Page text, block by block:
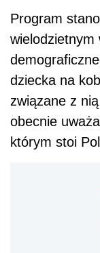
Program
wielodzietnym
dziecka na
związane z
obecnie
którym stoi